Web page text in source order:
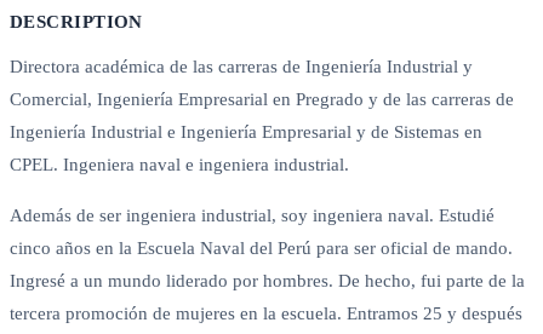
DESCRIPTION
Directora académica de las carreras de Ingeniería Industrial y
Comercial, Ingeniería Empresarial en Pregrado y de las carreras de
Ingeniería Industrial e Ingeniería Empresarial y de Sistemas en
CPEL. Ingeniera naval e ingeniera industrial.
Además de ser ingeniera industrial, soy ingeniera naval. Estudié
cinco años en la Escuela Naval del Perú para ser oficial de mando.
Ingresé a un mundo liderado por hombres. De hecho, fui parte de la
tercera promoción de mujeres en la escuela. Entramos 25 y después